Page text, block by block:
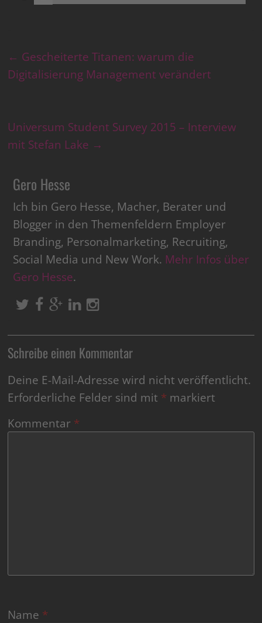
← Gescheiterte Titanen: warum die
Digitalisierung Management verändert
Universum Student Survey 2015 – Interview
mit Stefan Lake →
Gero Hesse
Ich bin Gero Hesse, Macher, Berater und
Blogger in den Themenfeldern Employer
Branding, Personalmarketing, Recruiting,
Social Media und New Work. Mehr Infos über
Gero Hesse.
Schreibe einen Kommentar
Deine E-Mail-Adresse wird nicht veröffentlicht.
Erforderliche Felder sind mit * markiert
Kommentar *
Name *